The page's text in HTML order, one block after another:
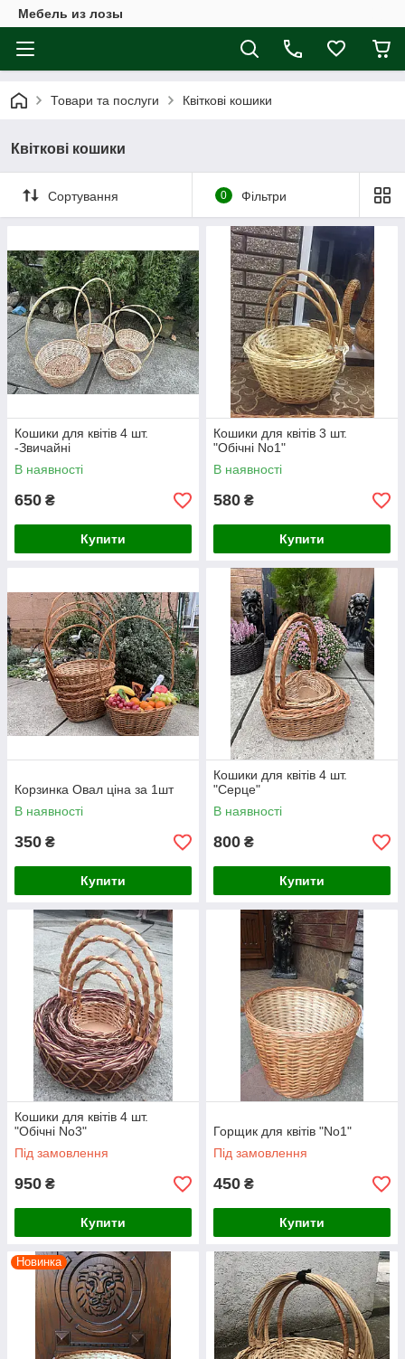
Мебель из лозы
Товари та послуги Квіткові кошики
Квіткові кошики
Сортування 0 Фільтри
Кошики для квітів 4 шт.
-Звичайні
В наявності
650 ₴
Купити
Кошики для квітів 3 шт.
"Обічні No1"
В наявності
580 ₴
Купити
Корзинка Овал ціна за 1шт
В наявності
350 ₴
Купити
Кошики для квітів 4 шт.
"Серце"
В наявності
800 ₴
Купити
Кошики для квітів 4 шт.
"Обічні No3"
Під замовлення
950 ₴
Купити
Горщик для квітів "No1"
Під замовлення
450 ₴
Купити
Новинка